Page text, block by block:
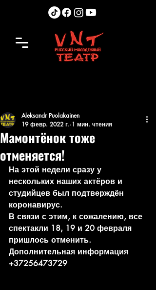
Мамонтёнок тоже
отменяется!
Aleksandr Puolakainen
19 февр. 2022 г. 1 мин. чтения
На этой недели сразу у
нескольких наших актёров и
студийцев был подтверждён
коронавирус.
В связи с этим, к сожалению, все
спектакли 18, 19 и 20 февраля
пришлось отменить.
Дополнительная информация
+37256473729